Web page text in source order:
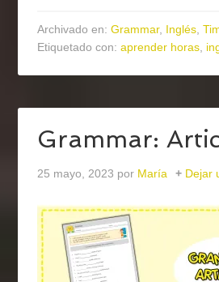
Archivado en:Grammar, Inglés,
Etiquetado con:aprender horas,
Grammar:
25 mayo, 2023 por María Dejar